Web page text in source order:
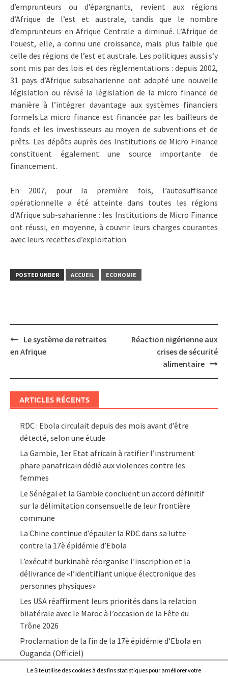
d’emprunteurs ou d’épargnants, revient aux régions
d’Afrique de l’est et australe, tandis que le nombre
d’emprunteurs en Afrique Centrale a diminué. L’Afrique de
l’ouest, elle, a connu une croissance, mais plus faible que
celle des régions de l’est et australe. Les politiques aussi s’y
sont mis par des lois et des règlementations : depuis 2002,
31 pays d’Afrique subsaharienne ont adopté une nouvelle
législation ou révisé la législation de la micro finance de
manière à l’intégrer davantage aux systèmes financiers
formels.La micro finance est financée par les bailleurs de
fonds et les investisseurs au moyen de subventions et de
prêts. Les dépôts auprès des Institutions de Micro Finance
constituent également une source importante de
financement.
En 2007, pour la première fois, l’autosuffisance
opérationnelle a été atteinte dans toutes les régions
d’Afrique sub-saharienne : les Institutions de Micro Finance
ont réussi, en moyenne, à couvrir leurs charges courantes
avec leurs recettes d’exploitation.
POSTED UNDER ACCUEIL ECONOMIE
Post
navigation
Le système de retraites
en Afrique
Réaction nigérienne aux
crises de sécurité
alimentaire
ARTICLES RÉCENTS
RDC : Ebola circulait depuis des mois avant d’être
détecté, selon une étude
La Gambie, 1er Etat africain à ratifier l’instrument
phare panafricain dédié aux violences contre les
femmes
Le Sénégal et la Gambie concluent un accord définitif
sur la délimitation consensuelle de leur frontière
commune
La Chine continue d’épauler la RDC dans sa lutte
contre la 17è épidémie d’Ebola
L’exécutif burkinabè réorganise l’inscription et la
délivrance de «l’identifiant unique électronique des
personnes physiques»
Les USA réaffirment leurs priorités dans la relation
bilatérale avec le Maroc à l’occasion de la Fête du
Trône 2026
Proclamation de la fin de la 17è épidémie d’Ebola en
Ouganda (Officiel)
Le Site utilise des cookies à des fins statistiques pour améliorer votre